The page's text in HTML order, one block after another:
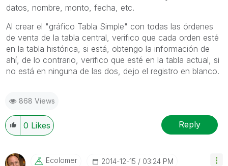
datos, nombre, monto, fecha, etc.
Al crear el "gráfico Tabla Simple" con todas las órdenes
de venta de la tabla central, verifico que cada orden esté
en la tabla histórica, si está, obtengo la información de
ahí, de lo contrario, verifico que esté en la tabla actual, si
no está en ninguna de las dos, dejo el registro en blanco.
868 Views
0 Likes Reply
Ecolomer ‎2014-12-15 03:24 PM